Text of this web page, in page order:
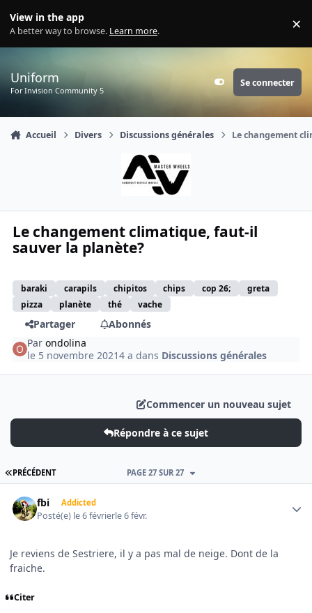
View in the app
A better way to browse. Learn more. ×
Uniform
For Invision Community 5 Customizer
Se connecter
Accueil Divers Discussions générales Le changement
Le changement climatique, faut-il
sauver la planète?
baraki carapils chipitos chips cop 26;
greta
pizza
planète thé vache
Partager
Abonnés
Parondolina
le 5 novembre 20214 a dans Discussions générales
Commencer un nouveau sujet
Répondre à ce sujet
PREMIÈRE PAGE
PRÉCÉDENT PAGE 27 SUR 27
fbi Addicted
Posté(e) le 6 févrierle 6 févr.
Je reviens de Sestriere, il y a pas mal de neige. Dont de la
fraiche.
Citer